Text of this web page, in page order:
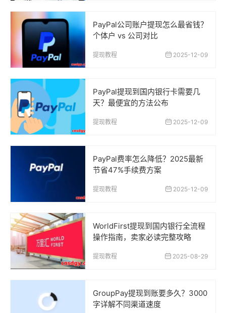
PayPal公司账户提现怎么最省钱？
个体户 vs 公司对比
提现教程 2025-12-09
PayPal提现到国内银行卡需要几
天？最便宜的方法公布
提现教程 2025-12-09
PayPal费率怎么降低？2025最新
节省47%手续费方案
提现教程 2025-12-09
WorldFirst提现到国内银行全流程
操作指南，卖家必读完整攻略
提现教程 2025-08-29
GroupPay提现到账要多久？3000
字详解不同渠道速度